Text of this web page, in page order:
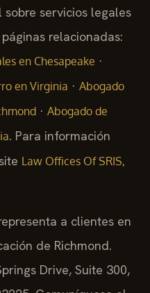
servicios legales
relacionadas:
en Chesapeake ·
en Virginia · Abogado
· Abogado de
. Para información
Law Offices Of SRIS,
a clientes en
de Richmond.
Drive, Suite 300,